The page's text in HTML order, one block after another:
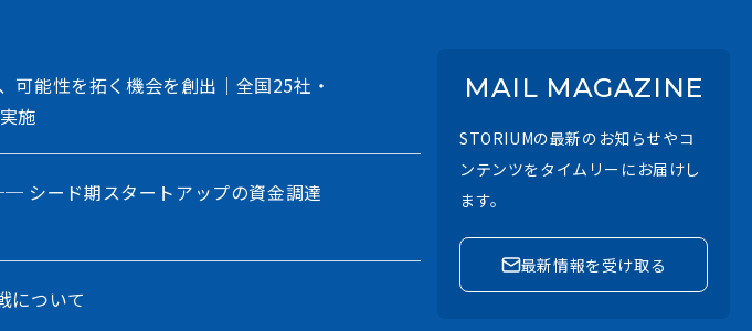
可能性を拓く機会を創出｜全国25社・
施
シード期スタートアップの資金調達
について
MAIL MAGAZINE
STORIUMの最新のお知らせやコ
ンテンツをタイムリーにお届けし
ます。
最新情報を受け取る